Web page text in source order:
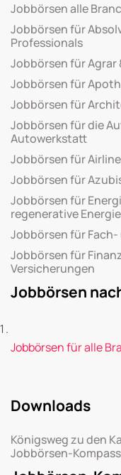
Jobbörsen alle
Jobbörsen für
Professionals
Jobbörsen für
Jobbörsen für
Jobbörsen für
Jobbörsen für die
Autowerkstatt
Jobbörsen für
Jobbörsen für
Jobbörsen für
regenerative Energie
Jobbörsen für
Jobbörsen für
Versicherungen
Jobbörsen
Jobbörsen für alle
Downloads
Königsweg zu den
Jobbörsen-